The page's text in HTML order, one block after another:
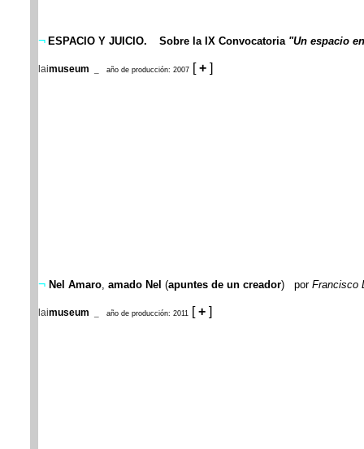
¬ ESPACIO Y JUICIO. Sobre la IX Convocatoria "Un espacio
laimuseum año de producción: 2007[+]
¬ Nel Amaro, amado Nel (apuntes de un creador) por Francisco
laimuseum año de producción: 2011 [+]